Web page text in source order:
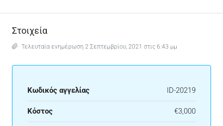
Στοιχεία
Τελευταία ενημέρωση 2 Σεπτεμβρίου, 2021 στις 6:43 μμ
Κωδικός αγγελίας ID-20219
Κόστος €3,000